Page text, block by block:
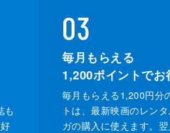
も
03
毎月もらえる
1,200ポイントでお
毎月もらえる1,200円分
トは、最新映画のレン
ガの購入に使えます。